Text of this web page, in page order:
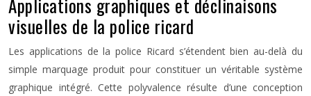
Applications graphiques et déclinaisons
visuelles de la police ricard
Les applications de la police Ricard s’étendent bien au-delà du
simple marquage produit pour constituer un véritable système
graphique intégré. Cette polyvalence résulte d’une conception